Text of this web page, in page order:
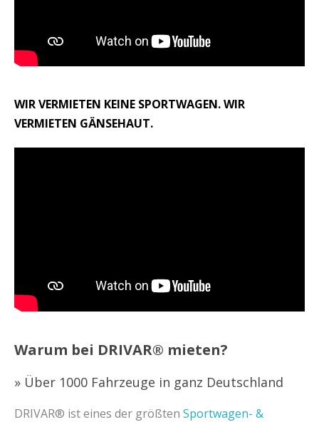
WIR VERMIETEN KEINE SPORTWAGEN. WIR
VERMIETEN GÄNSEHAUT.
Warum bei DRIVAR® mieten?
» Über 1000 Fahrzeuge in ganz Deutschland
DRIVAR® ist eines der größten Sportwagen- &